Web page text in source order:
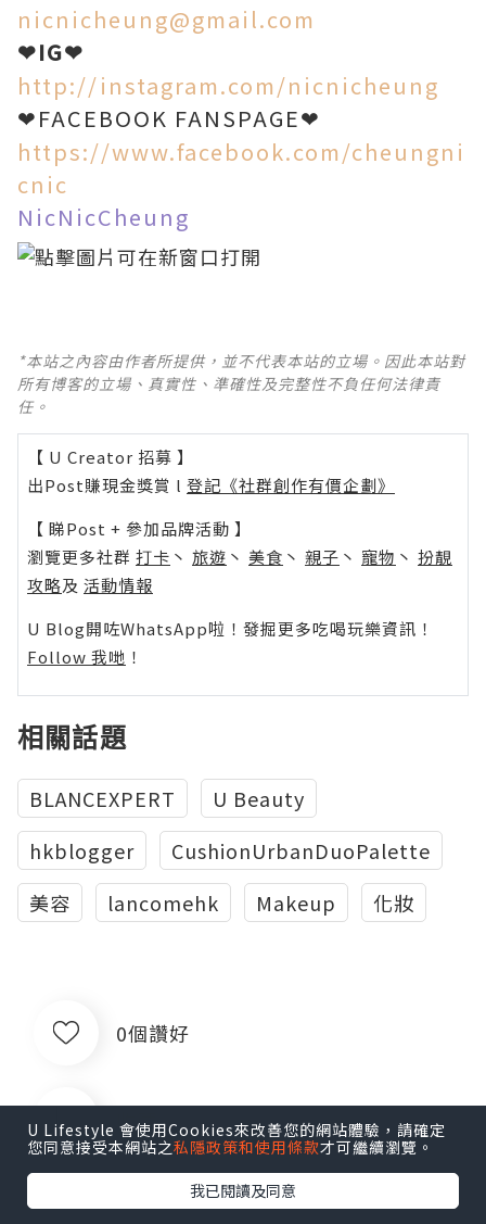
nicnicheung@gmail.com
❤IG❤
http://instagram.com/nicnicheung
❤ FACEBOOK FANSPAGE❤
https://www.facebook.com/cheungni
cnic
NicNicCheung
*本站之內容由作者所提供，並不代表本站的立場。因此本站對
所有博客的立場、真實性、準確性及完整性不負任何法律責
任。
【 U Creator 招募 】
出Post賺現金獎賞 l 登記《社群創作有價企劃》
【 睇Post + 參加品牌活動 】
瀏覽更多社群 打卡 丶 旅遊 丶 美食 丶 親子 丶 寵物 丶 扮靚
攻略及 活動情報
U Blog開咗WhatsApp啦！發掘更多吃喝玩樂資訊！
Follow 我哋 ！
相關話題
BLANCEXPERT
U Beauty
hkblogger
CushionUrbanDuoPalette
美容
lancomehk Makeup 化妝
0個讚好
收藏
U Lifestyle 會使用Cookies來改善您的網站體驗，請確定
您同意接受本網站之私隱政策和使用條款才可繼續瀏覽。
我已閱讀及同意